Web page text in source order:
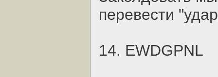
перевести
14. EWDGPNL